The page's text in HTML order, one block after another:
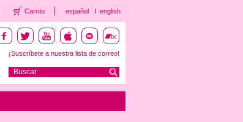
Carrito español english
¡Suscríbete a nuestra lista de correo!